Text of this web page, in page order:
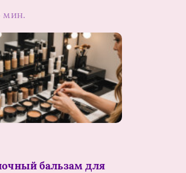
мин.
бальзам для